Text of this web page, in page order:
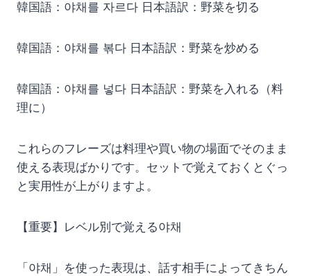
韓国語：야채를 자르다 日本語訳：野菜を切る
韓国語：야채를 볶다 日本語訳：野菜を炒める
韓国語：야채를 넣다 日本語訳：野菜を入れる（料
理に）
これらのフレーズは料理や買い物の場面でそのまま
使える表現ばかりです。セットで覚えておくとぐっ
と実用性が上がりますよ。
【重要】レベル別で覚える야채
「야채」を使った表現は、話す相手によってきちん